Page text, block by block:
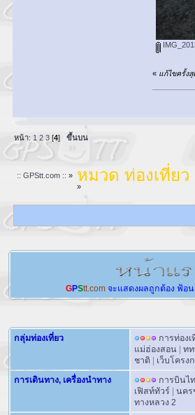
« แก้ไขครั้ง
หน้า: 1 2 3 [4]ขึ้นบน
:: GPStt.com :: » หมวด ท่องเที่ยว
»
GPStt.com จะแสดงผลถูกต้อง ฟ้อน
กลุ่มท่องเที่ยว การท่อง
แม่ฮ่องสอน | ท
ชาติ | เว็บโครง
การเดินทาง, เครื่องนำทาง
การบินไ
เฟิสท์ทัวร์ | นคร
ทางหลวง 2